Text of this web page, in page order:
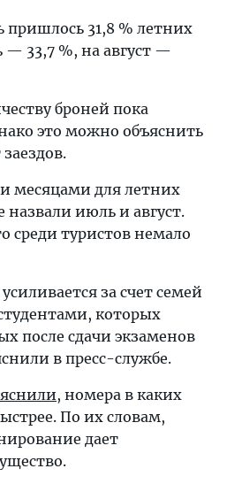
пришлось 31,8 % летних
— 33,7 %, на август —
броней пока
это можно объяснить
месяцами для летних
июль и август.
среди туристов немало
за счет семей
которых
после сдачи экзаменов
в пресс-службе.
, номера в каких
По их словам,
дает